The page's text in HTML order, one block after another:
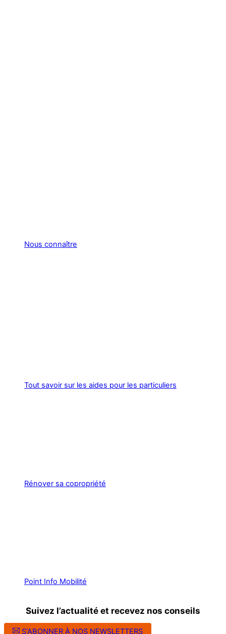
Nous connaître
Tout savoir sur les aides pour les particuliers
Rénover sa copropriété
Point Info Mobilité
Suivez l’actualité et recevez nos conseils
S'ABONNER À NOS NEWSLETTERS